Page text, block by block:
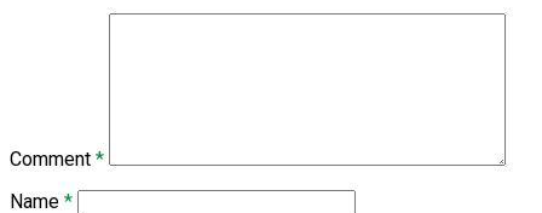
Comment *
Name *